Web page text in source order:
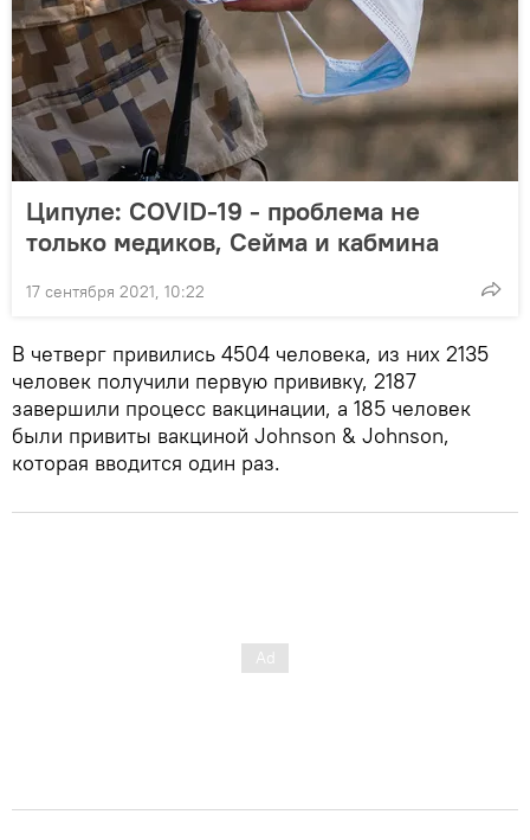
Ципуле: COVID-19 - проблема не
только медиков, Сейма и кабмина
17 сентября 2021, 10:22
В четверг привились 4504 человека, из них 2135
человек получили первую прививку, 2187
завершили процесс вакцинации, а 185 человек
были привиты вакциной Johnson & Johnson,
которая вводится один раз.